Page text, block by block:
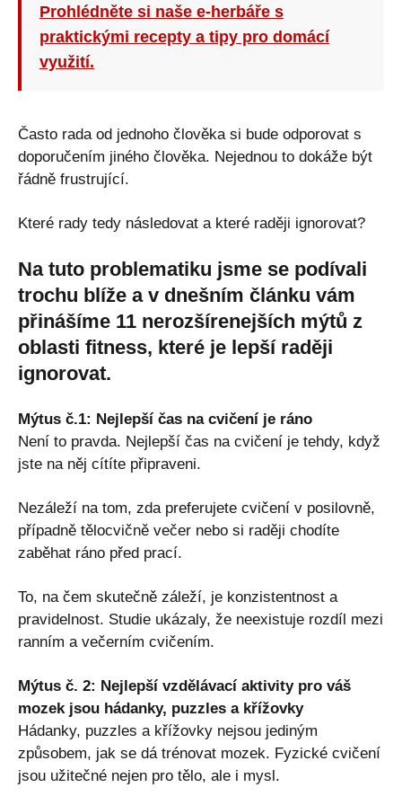
Prohlédněte si naše e-herbáře s
praktickými recepty a tipy pro domácí
využití.
Často rada od jednoho člověka si bude odporovat s
doporučením jiného člověka. Nejednou to dokáže být
řádně frustrující.
Které rady tedy následovat a které raději ignorovat?
Na tuto problematiku jsme se podívali
trochu blíže a v dnešním článku vám
přinášíme 11 nerozšírenejších mýtů z
oblasti fitness, které je lepší raději
ignorovat.
Mýtus č.1: Nejlepší čas na cvičení je ráno
Není to pravda. Nejlepší čas na cvičení je tehdy, když
jste na něj cítíte připraveni.
Nezáleží na tom, zda preferujete cvičení v posilovně,
případně tělocvičně večer nebo si raději chodíte
zaběhat ráno před prací.
To, na čem skutečně záleží, je konzistentnost a
pravidelnost. Studie ukázaly, že neexistuje rozdíl mezi
ranním a večerním cvičením.
Mýtus č. 2: Nejlepší vzdělávací aktivity pro váš
mozek jsou hádanky, puzzles a křížovky
Hádanky, puzzles a křížovky nejsou jediným
způsobem, jak se dá trénovat mozek. Fyzické cvičení
jsou užitečné nejen pro tělo, ale i mysl.